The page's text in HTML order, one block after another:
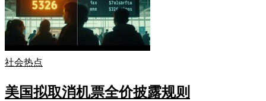
社会热点
美国拟取消机票全价披露规则